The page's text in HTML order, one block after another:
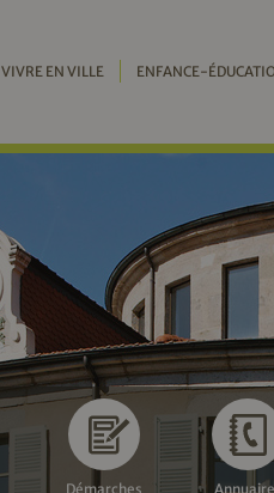
VIVRE EN VILLE ENFANCE-
Démarches